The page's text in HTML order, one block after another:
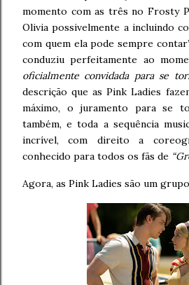
momento com as três no Frosty
Olivia possivelmente a incluindo
com quem ela pode sempre
conduziu perfeitamente ao
oficialmente convidada para se
descrição que as Pink Ladies
máximo, o juramento para se
também, e toda a sequência
incrível, com direito a
conhecido para todos os fãs de
Agora, as Pink Ladies são um grupo